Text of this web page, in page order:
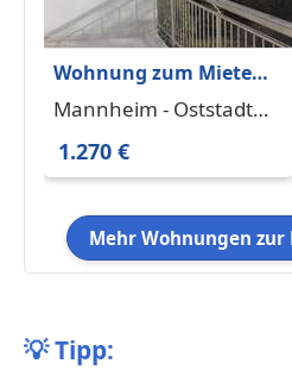
Wohnung zum Mieten
in Mannheim -
Mannheim - Oststadt
68165
1.270 €
Mehr Wohnungen
💡Tipp: